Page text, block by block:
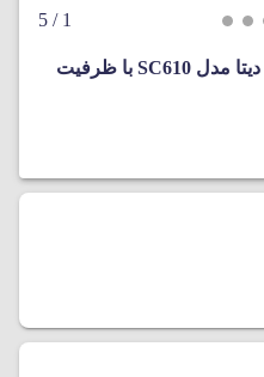
1
/ 5
هارد اس اس دی اکسترنال ای دیتا مدل SC610 با ظرفیت